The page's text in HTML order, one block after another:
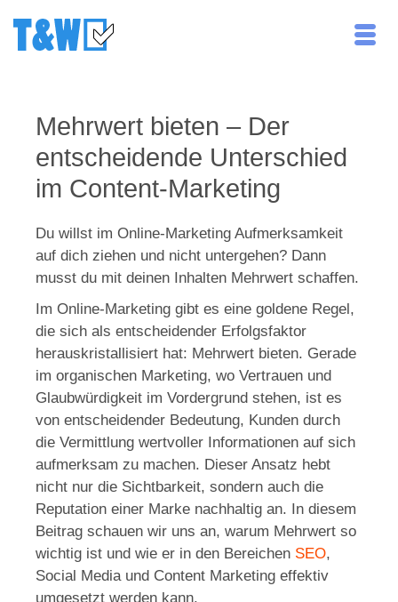
Mehrwert bieten – Der
entscheidende Unterschied
im Content-Marketing
Du willst im Online-Marketing Aufmerksamkeit
auf dich ziehen und nicht untergehen? Dann
musst du mit deinen Inhalten Mehrwert schaffen.
Im Online-Marketing gibt es eine goldene Regel,
die sich als entscheidender Erfolgsfaktor
herauskristallisiert hat: Mehrwert bieten. Gerade
im organischen Marketing, wo Vertrauen und
Glaubwürdigkeit im Vordergrund stehen, ist es
von entscheidender Bedeutung, Kunden durch
die Vermittlung wertvoller Informationen auf sich
aufmerksam zu machen. Dieser Ansatz hebt
nicht nur die Sichtbarkeit, sondern auch die
Reputation einer Marke nachhaltig an. In diesem
Beitrag schauen wir uns an, warum Mehrwert so
wichtig ist und wie er in den Bereichen SEO,
Social Media und Content Marketing effektiv
umgesetzt werden kann.